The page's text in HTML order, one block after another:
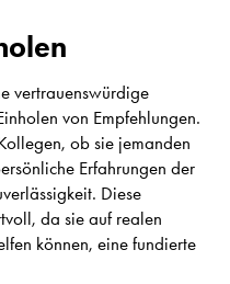
vertrauenswürdige
von Empfehlungen.
ob sie jemanden
Erfahrungen der
Diese
da sie auf realen
können, eine fundierte